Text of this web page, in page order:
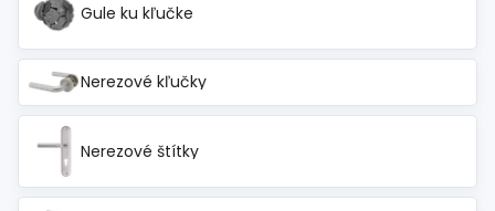
Gule ku kľučke
Nerezové kľučky
Nerezové štítky